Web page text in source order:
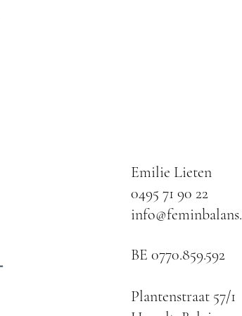
Emilie Lieten
0495 71 90 22
BE 0770.859.592
Plantenstraat 57/1